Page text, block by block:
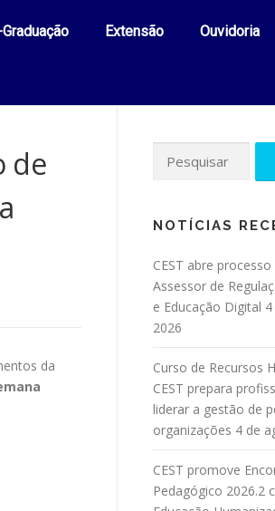
Extensão Ouvidoria
de
da
NOTÍCIAS
CEST abre
Assessor de
e Educação Digital
2026
Curso de Recursos
CEST prepara
liderar a gestão de
organizações 4 de
CEST promove
Pedagógico 2026.2